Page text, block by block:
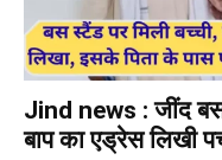
Jind news : जींद बस
बाप का एड्रेस लिखी